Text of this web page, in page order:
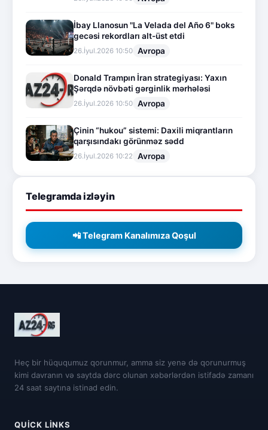
İbay Llanosun "La Velada del Año 6" boks
gecəsi rekordları alt-üst etdi
26.İyul.2026 10:50 Avropa
Donald Trampın İran strategiyası: Yaxın
Şərqdə növbəti gərginlik mərhələsi
26.İyul.2026 10:50 Avropa
Çinin “hukou” sistemi: Daxili miqrantların
qarşısındakı görünməz sədd
26.İyul.2026 10:22 Avropa
Telegramda izləyin
📲 Telegram Kanalımıza Qoşul
Heç bir hüququmuz qorunmur, amma siz yenə də qorunurmuş
kimi davranın və saytda dərc olunan xəbərlərdən istifadə zamanı
24 saat saytına istinad edin.
QUICK LINKS